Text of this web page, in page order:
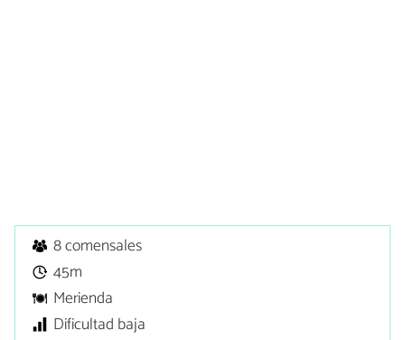
8 comensales
45m
Merienda
Dificultad baja